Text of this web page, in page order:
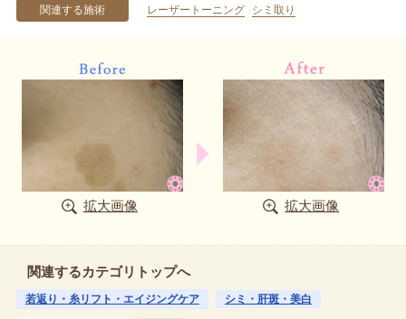
関連する施術 レーザートーニング シミ取り
拡大画像 拡大画像
関連するカテゴリトップへ
若返り・糸リフト・エイジングケア シミ・肝斑・美白